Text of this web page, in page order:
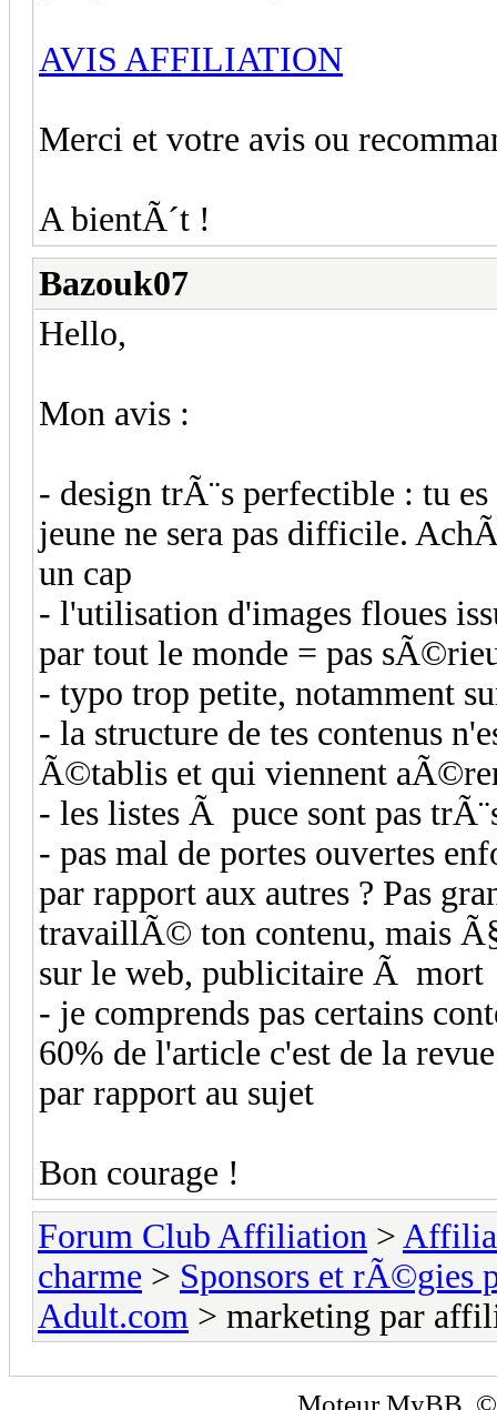
AVIS AFFILIATION
Merci et votre avis ou
A bientÃ´t !
Bazouk07
Hello,
Mon avis :
- design trÃ¨s perfectible : tu
jeune ne sera pas difficile.
un cap
- l'utilisation d'images floues
par tout le monde = pas
- typo trop petite, notamment
- la structure de tes contenus
Ã©tablis et qui viennent
- les listes Ã puce sont pas
- pas mal de portes ouvertes
par rapport aux autres ? Pas
travaillÃ© ton contenu, mais
sur le web, publicitaire Ã mort
- je comprends pas certains
60% de l'article c'est de la
par rapport au sujet
Bon courage !
Forum Club Affiliation >
charme > Sponsors et rÃ©gies
Adult.com > marketing par
MoteurMyBB ,